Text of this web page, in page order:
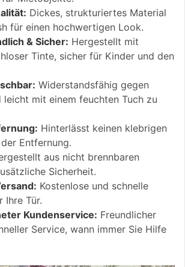
Dickes, strukturiertes Material
für einen hochwertigen Look.
& Sicher: Hergestellt mit
Tinte, sicher für Kinder und den
Widerstandsfähig gegen
leicht mit einem feuchten Tuch zu
Hinterlässt keinen klebrigen
Entfernung.
aus nicht brennbaren
Sicherheit.
Kostenlose und schnelle
Ihre Tür.
Kundenservice: Freundlicher
Service, wann immer Sie Hilfe